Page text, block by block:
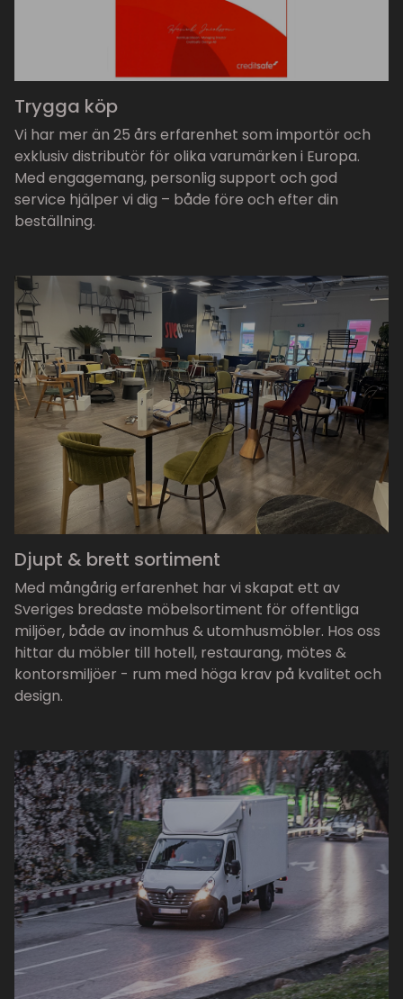
Trygga köp
Vi har mer än 25 års erfarenhet som importör och
exklusiv distributör för olika varumärken i Europa.
Med engagemang, personlig support och god
service hjälper vi dig – både före och efter din
beställning.
Djupt & brett sortiment
Med mångårig erfarenhet har vi skapat ett av
Sveriges bredaste möbelsortiment för offentliga
miljöer, både av inomhus & utomhusmöbler. Hos oss
hittar du möbler till hotell, restaurang, mötes &
kontorsmiljöer - rum med höga krav på kvalitet och
design.